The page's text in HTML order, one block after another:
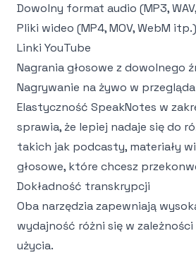
Dowolny format audio (MP3,
Pliki wideo (MP4, MOV, WebM itp.)
Linki YouTube
Nagrania głosowe z dowolnego
Nagrywanie na żywo w
Elastyczność SpeakNotes w
sprawia, że lepiej nadaje się do
takich jak podcasty, materiały
głosowe, które chcesz
Dokładność transkrypcji
Oba narzędzia zapewniają
wydajność różni się w
użycia.